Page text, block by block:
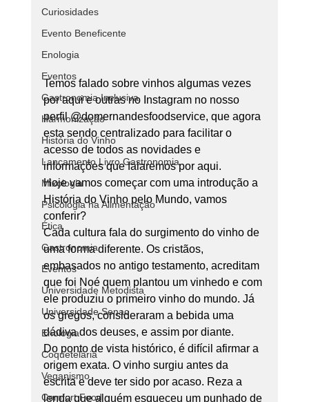
Curiosidades
Evento Beneficente
Enologia
Eventos
Gastronomia Inclusiva
Harmonização
História do Vinho
Lançamento Livro Gastronomia
Mixologia
Psicologia na Alimentação
Ética
Gastronomia
Eventos
Universidade Metodista
Universidade Senac
Enologia
Coquetelaria
Veganismo
Comfort Food
Temos falado sobre vinhos algumas vezes
por aqui e outras no Instagram no nosso
perfil @domernandesfoodservice, que agora
esta sendo centralizado para facilitar o
acesso de todos as novidades e
informações que falaremos por aqui.
Hoje vamos começar com uma introdução a
História do Vinho pelo Mundo, vamos
conferir?
Cada cultura fala do surgimento do vinho de
uma forma diferente. Os cristãos,
embasados no antigo testamento, acreditam
que foi Noé quem plantou um vinhedo e com
ele produziu o primeiro vinho do mundo. Já
os gregos, consideraram a bebida uma
dádiva dos deuses, e assim por diante.
Do ponto de vista histórico, é difícil afirmar a
origem exata. O vinho surgiu antes da
escrita e deve ter sido por acaso. Reza a
lenda que alguém esqueceu um punhado de